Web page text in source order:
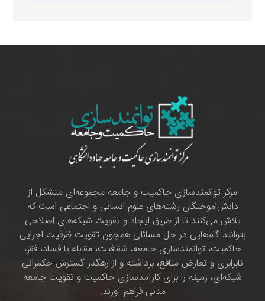
مرکز توانمندسازی حاکمیت و جامعه مجموعه‌ای متشکل از
دانش‌اموختگان رشته‌های علوم انسانی و اجتماعی است که
تلاش می‌کنند تا از طریق ایجاد و تقویت شبکه‌های اصلاحی
بتوانند گام‌هایی در حل مسائلی همچون تقویت ظرفیت اجرایی
حاکمیت، توانمندسازی جامعه، شفافیت، مقابله با فساد، فقر،
نابرابری و تعارض منافع، برداشته و از رهگذر گسترش حکمرانی
شبکه‌ای، زمینه را برای کارآمدسازی حاکمیت و تقویت جامعه
مدنی فراهم آورند.